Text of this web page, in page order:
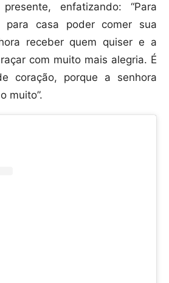
enfatizando: “Para
para casa poder comer sua
receber quem quiser e a
com muito mais alegria. É
coração, porque a senhora
muito”.